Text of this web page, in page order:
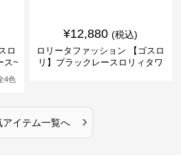
ロ
ス~
4色
¥12,880 (税込)
ロリータファッション 【ゴスロ
リ】ブラックレースロリィタワ
アイテム一覧へ ›